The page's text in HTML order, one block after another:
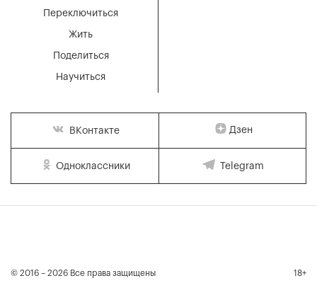
Переключиться
Жить
Поделиться
Научиться
ВКонтакте Дзен
Одноклассники Telegram
© 2016 – 2026 Все права защищены 18+